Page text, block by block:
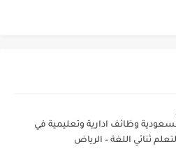
وظائف ادارية وتعليمية في
ثنائي اللغة – الرياض